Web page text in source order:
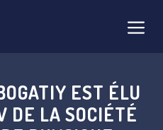
EST ÉLU
DE LA SOCIÉTÉ